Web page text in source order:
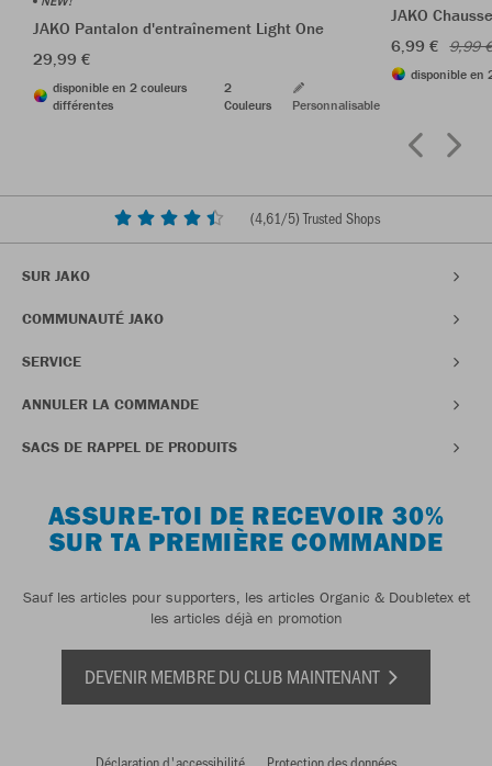
JAKO Pantalon d'entraînement Light One
29,99 €
disponible en 2 couleurs
différentes
2
Couleurs
Personnalisable
JAKO
6,99 € 9,99
disponible en
(4,61/5) Trusted Shops
SUR JAKO
COMMUNAUTÉ JAKO
SERVICE
ANNULER LA COMMANDE
SACS DE RAPPEL DE PRODUITS
ASSURE-TOI DE RECEVOIR 30%
SUR TA PREMIÈRE COMMANDE
Sauf les articles pour supporters, les articles Organic & Doubletex et
les articles déjà en promotion
DEVENIR MEMBRE DU CLUB MAINTENANT